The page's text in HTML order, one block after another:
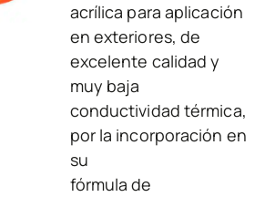
acrílica para aplicación
en exteriores, de
excelente calidad y
muy baja
conductividad térmica,
por la incorporación en
su
fórmula de